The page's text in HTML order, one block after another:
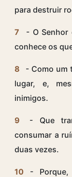
para destruir
7
- O Senhor
conhece os
8
- Como um
lugar, e,
inimigos.
9
- Que
consumar a
duas vezes.
10 - Porque,